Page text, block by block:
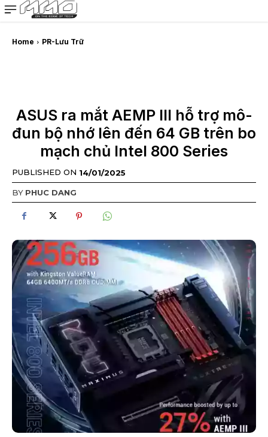
MMOSITE - Thông tin công nghệ
Bài viết nổi bật
Home PR-Lưu Trữ
ASUS ra mắt AEMP III hỗ trợ mô-
đun bộ nhớ lên đến 64 GB trên bo
mạch chủ Intel 800 Series
PUBLISHED ON 14/01/2025
BY PHUC DANG